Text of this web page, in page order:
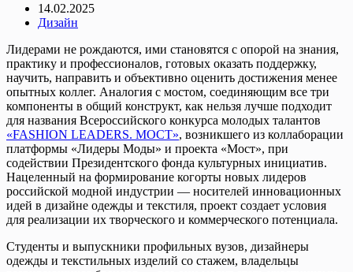
14.02.2025
Дизайн
Лидерами не рождаются, ими становятся с опорой на знания,
практику и профессионалов, готовых оказать поддержку,
научить, направить и объективно оценить достижения менее
опытных коллег. Аналогия с мостом, соединяющим все три
компоненты в общий конструкт, как нельзя лучше подходит
для названия Всероссийского конкурса молодых талантов
«FASHION LEADERS. МОСТ», возникшего из коллаборации
платформы «Лидеры Моды» и проекта «Мост», при
содействии Президентского фонда культурных инициатив.
Нацеленный на формирование когорты новых лидеров
российской модной индустрии — носителей инновационных
идей в дизайне одежды и текстиля, проект создает условия
для реализации их творческого и коммерческого потенциала.
Студенты и выпускники профильных вузов, дизайнеры
одежды и текстильных изделий со стажем, владельцы